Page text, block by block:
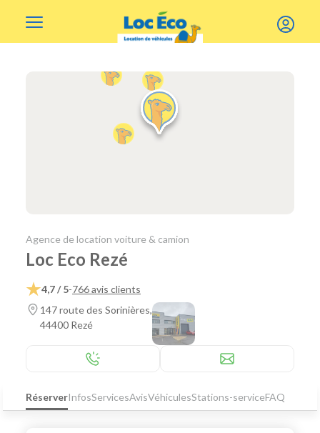
Agence de location voiture & camion
Loc Eco Rezé
4,7 / 5-766 avis clients
147 route des Sorinières,
44400 Rezé
RéserverInfosServicesAvisVéhiculesStations-serviceFAQ